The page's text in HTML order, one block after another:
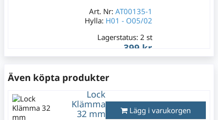
Art. Nr: AT00135-1
Hylla: H01 - O05/02
Lagerstatus: 2 st
399 kr
Varav moms:79,80 kr
Även köpta produkter
Lock
Klämma
32 mm
Lägg i varukorgen